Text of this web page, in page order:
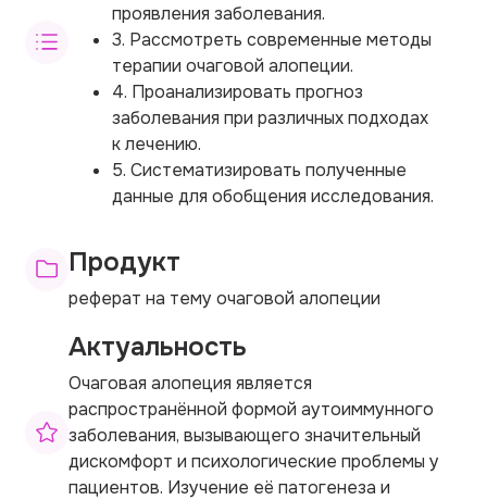
проявления заболевания.
3. Рассмотреть современные методы
терапии очаговой алопеции.
4. Проанализировать прогноз
заболевания при различных подходах
к лечению.
5. Систематизировать полученные
данные для обобщения исследования.
Продукт
реферат на тему очаговой алопеции
Актуальность
Очаговая алопеция является
распространённой формой аутоиммунного
заболевания, вызывающего значительный
дискомфорт и психологические проблемы у
пациентов. Изучение её патогенеза и